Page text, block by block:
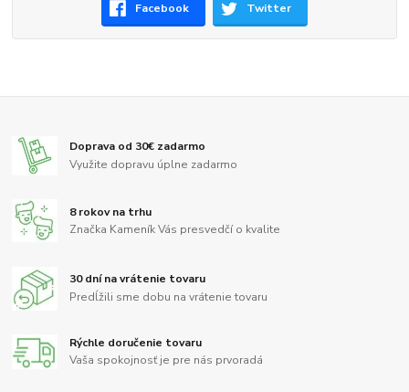
Facebook Twitter
Doprava od 30€ zadarmo
Využite dopravu úplne zadarmo
8 rokov na trhu
Značka Kameník Vás presvedčí o kvalite
30 dní na vrátenie tovaru
Predĺžili sme dobu na vrátenie tovaru
Rýchle doručenie tovaru
Vaša spokojnosť je pre nás prvoradá